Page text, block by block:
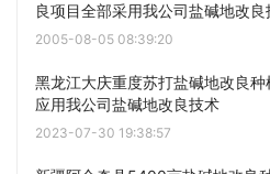
良项目全部采用我公司盐碱地改良
2005-08-05 08:39:20
黑龙江大庆重度苏打盐碱地改良种
应用我公司盐碱地改良技术
2023-07-30 19:38:57